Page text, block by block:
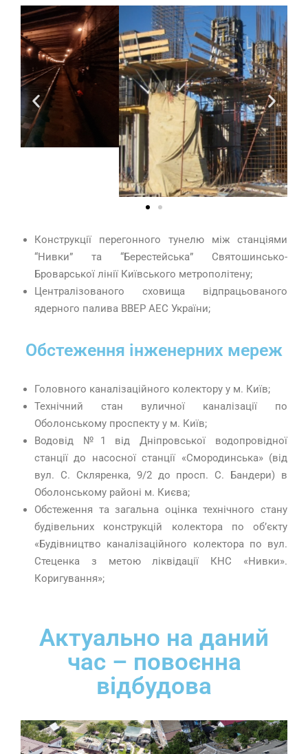
Конструкції перегонного тунелю між станціями
“Нивки” та “Берестейська” Святошинсько-
Броварської лінії Київського метрополітену;
Централізованого сховища відпрацьованого
ядерного палива ВВЕР АЕС України;
Обстеження інженерних мереж
Головного каналізаційного колектору у м. Київ;
Технічний стан вуличної каналізації по
Оболонському проспекту у м. Київ;
Водовід №1 від Дніпровської водопровідної
станції до насосної станції «Смородинська» (від
вул. С. Скляренка, 9/2 до просп. С. Бандери) в
Оболонському районі м. Києва;
Обстеження та загальна оцінка технічного стану
будівельних конструкцій колектора по об’єкту
«Будівництво каналізаційного колектора по вул.
Стеценка з метою ліквідації КНС «Нивки».
Коригування»;
Актуально на даний
час – повоєнна
відбудова